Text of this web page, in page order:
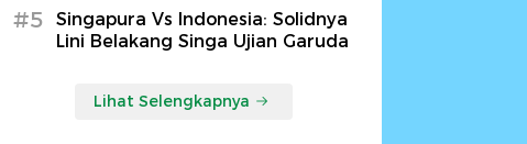
#5
Singapura Vs Indonesia: Solidnya
Lini Belakang Singa Ujian Garuda
Lihat Selengkapnya